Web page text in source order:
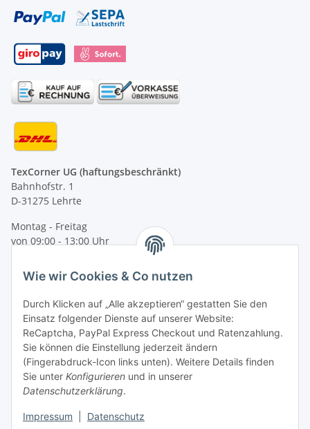
TexCorner UG (haftungsbeschränkt)
Bahnhofstr. 1
D-31275 Lehrte
Montag - Freitag
von 09:00 - 13:00 Uhr
Tel: +49 (0) 5132 8230689
E-Mail:mail@texcorner.de
Wie wir Cookies & Co nutzen
Durch Klicken auf „Alle akzeptieren“ gestatten Sie den
Einsatz folgender Dienste auf unserer Website:
ReCaptcha, PayPal Express Checkout und Ratenzahlung.
Sie können die Einstellung jederzeit ändern
(Fingerabdruck-Icon links unten). Weitere Details finden
Sie unter Konfigurieren und in unserer
Datenschutzerklärung.
Impressum Datenschutz